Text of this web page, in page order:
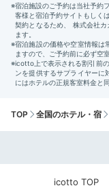
せんか？
今
TOP 全国のホテル・宿
icotto TOP